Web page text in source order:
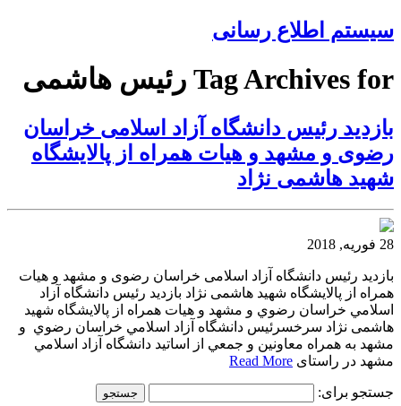
سیستم اطلاع رسانی
Tag Archives for رئيس هاشمی
بازديد رئيس دانشگاه آزاد اسلامی خراسان
رضوی و مشهد و هيات همراه از پالایشگاه
شهید هاشمی نژاد
28 فوریه, 2018
بازديد رئيس دانشگاه آزاد اسلامی خراسان رضوی و مشهد و هيات
همراه از پالایشگاه شهید هاشمی نژاد بازديد رئيس دانشگاه آزاد
اسلامي خراسان رضوي و مشهد و هيات همراه از پالایشگاه شهید
هاشمی نژاد سرخسرئيس دانشگاه آزاد اسلامي خراسان رضوي و
مشهد به همراه معاونين و جمعي از اساتيد دانشگاه آزاد اسلامي
مشهد در راستای Read More
جستجو برای: